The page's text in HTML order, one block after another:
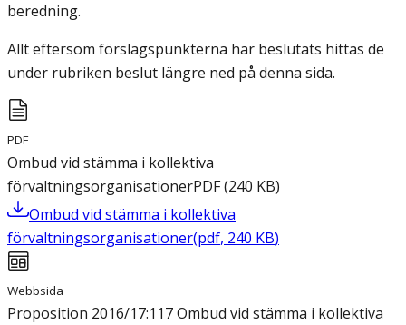
beredning.
Allt eftersom förslagspunkterna har beslutats hittas de
under rubriken beslut längre ned på denna sida.
PDF
Ombud vid stämma i kollektiva
förvaltningsorganisationerPDF(240 KB)
Ombud vid stämma i kollektiva
förvaltningsorganisationer(pdf, 240 KB)
Webbsida
Proposition 2016/17:117 Ombud vid stämma i kollektiva